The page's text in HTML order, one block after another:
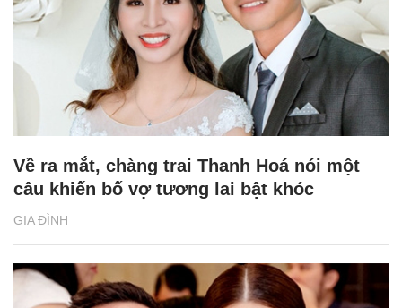
GIA ĐÌNH
Về ra mắt, chàng trai Thanh Hoá nói một
câu khiến bố vợ tương lai bật khóc